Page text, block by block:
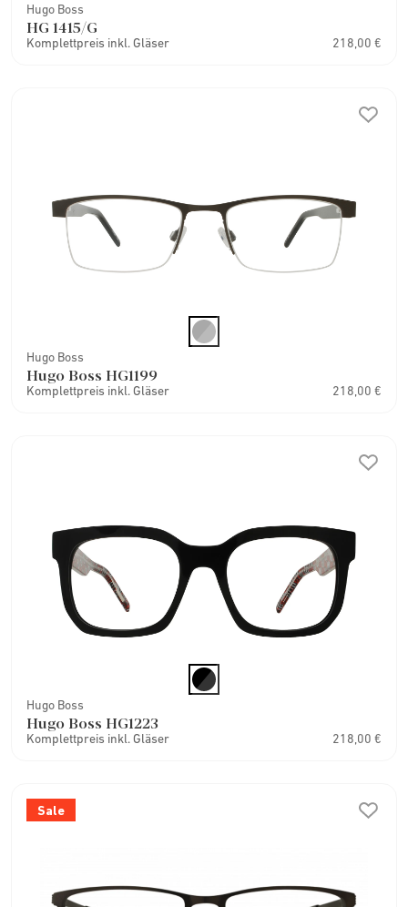
Hugo Boss
HG 1415/G
Komplettpreis inkl. Gläser 218,00 €
Hugo Boss
Hugo Boss HG1199
Komplettpreis inkl. Gläser 218,00 €
Hugo Boss
Hugo Boss HG1223
Komplettpreis inkl. Gläser 218,00 €
Sale